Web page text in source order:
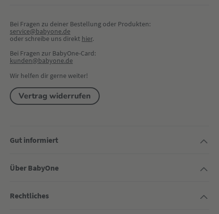
Bei Fragen zu deiner Bestellung oder Produkten:
service@babyone.de
oder schreibe uns direkt hier.
Bei Fragen zur BabyOne-Card:
kunden@babyone.de
Wir helfen dir gerne weiter!
Vertrag widerrufen
Gut informiert
Über BabyOne
Rechtliches